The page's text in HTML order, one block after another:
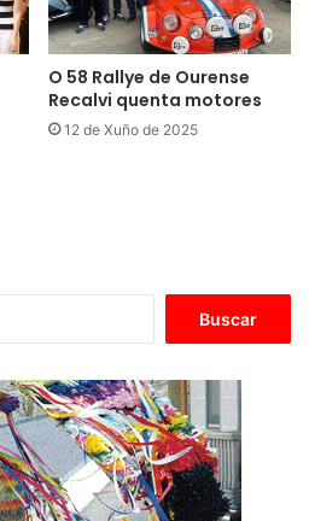
O 58 Rallye de Ourense
Recalvi quenta motores
12 de Xuño de 2025
c
a
r
: